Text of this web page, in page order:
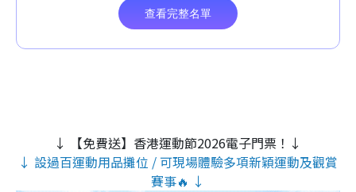
↓ 【免費送】香港運動節2026電子門票！↓
↓ 設過百運動用品攤位 / 可現場體驗多項新穎運動及觀賞
賽事🔥 ↓